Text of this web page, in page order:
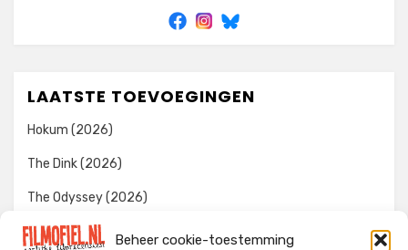
Beheer cookie-toestemming
LAATSTE TOEVOEGINGEN
Hokum (2026)
The Dink (2026)
The Odyssey (2026)
Evil Dead Burn (2026)